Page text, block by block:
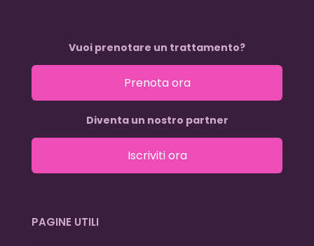
Vuoi prenotare un trattamento?
Prenota ora
Diventa un nostro partner
Iscriviti ora
PAGINE UTILI